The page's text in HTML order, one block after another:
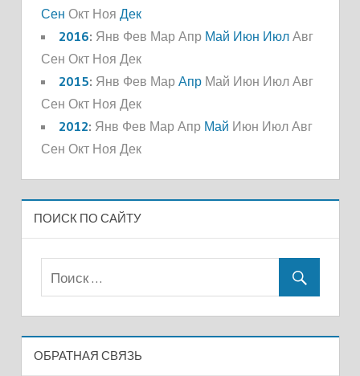
Сен Окт Ноя Дек
2016: Янв Фев Мар Апр Май Июн Июл Авг
Сен Окт Ноя Дек
2015: Янв Фев Мар Апр Май Июн Июл Авг
Сен Окт Ноя Дек
2012: Янв Фев Мар Апр Май Июн Июл Авг
Сен Окт Ноя Дек
ПОИСК ПО САЙТУ
ОБРАТНАЯ СВЯЗЬ